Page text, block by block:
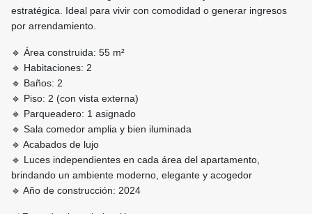
estratégica. Ideal para vivir con comodidad o generar ingresos
por arrendamiento.
🔹 Área construida: 55 m²
🔹 Habitaciones: 2
🔹 Baños: 2
🔹 Piso: 2 (con vista externa)
🔹 Parqueadero: 1 asignado
🔹 Sala comedor amplia y bien iluminada
🔹 Acabados de lujo
🔹 Luces independientes en cada área del apartamento,
brindando un ambiente moderno, elegante y acogedor
🔹 Año de construcción: 2024